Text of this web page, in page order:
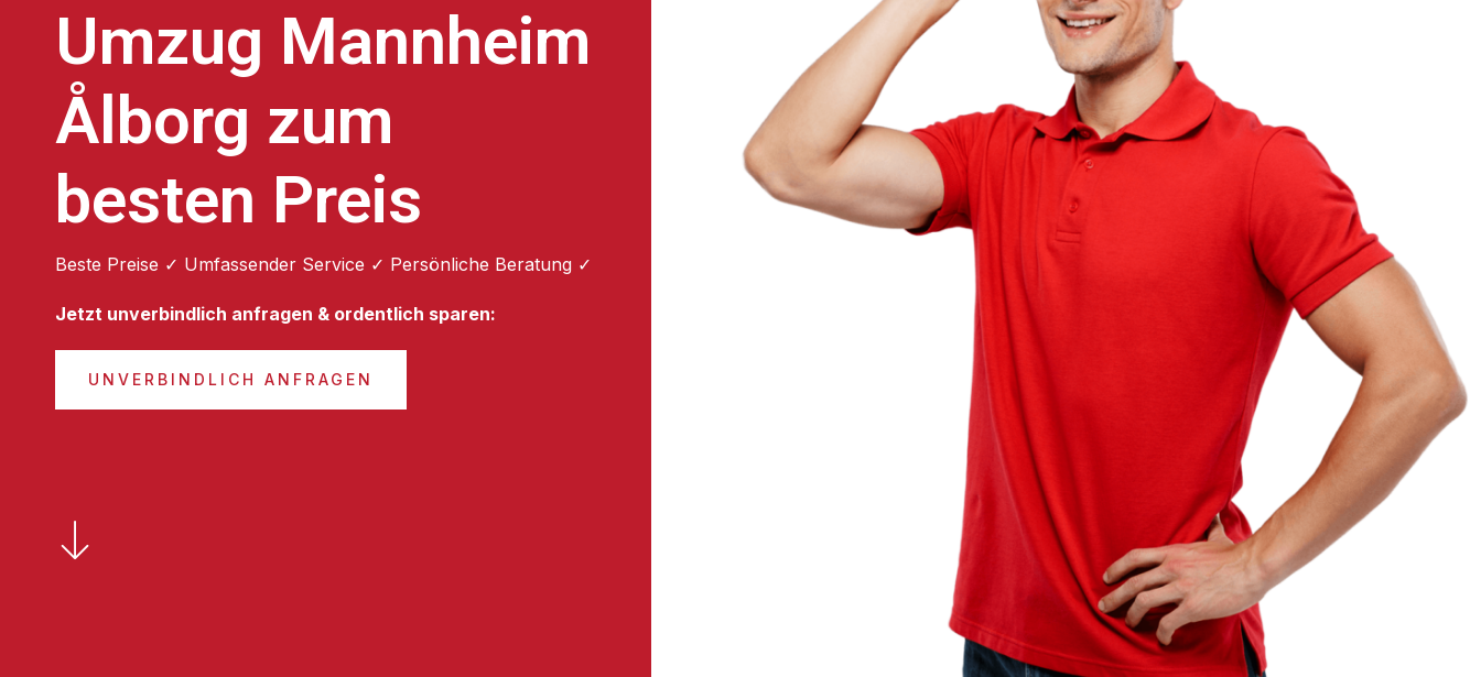
Umzug Mannheim
Ålborg zum
besten Preis
Beste Preise ✓ Umfassender Service ✓ Persönliche Beratung ✓
Jetzt unverbindlich anfragen & ordentlich sparen:
UNVERBINDLICH ANFRAGEN